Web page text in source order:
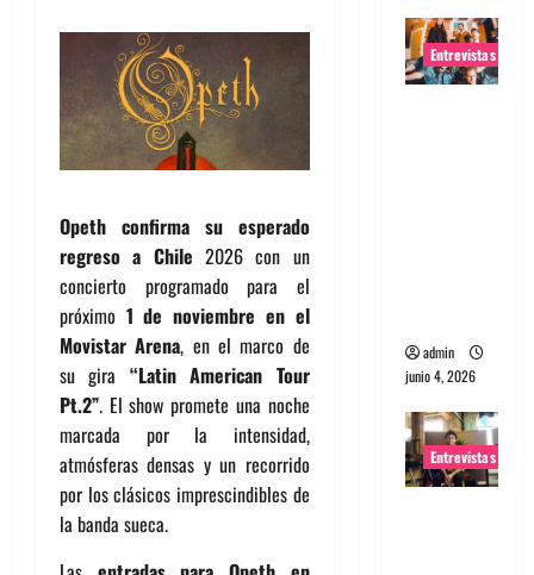
Opeth confirma su esperado
regreso a Chile 2026 con un
concierto programado para el
próximo 1 de noviembre en el
Movistar Arena, en el marco de
su gira “Latin American Tour
Pt.2”. El show promete una noche
marcada por la intensidad,
atmósferas densas y un recorrido
por los clásicos imprescindibles de
la banda sueca.
Entrevistas
admin
junio 4, 2026
Entrevistas